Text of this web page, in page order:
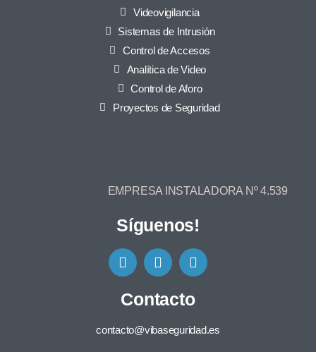
Videovigilancia
Sistemas de Intrusión
Control de Accesos
Analítica de Video
Control de Aforo
Proyectos de Seguridad
EMPRESA INSTALADORA Nº 4.539
Síguenos!
Contacto
contacto@vibaseguridad.es